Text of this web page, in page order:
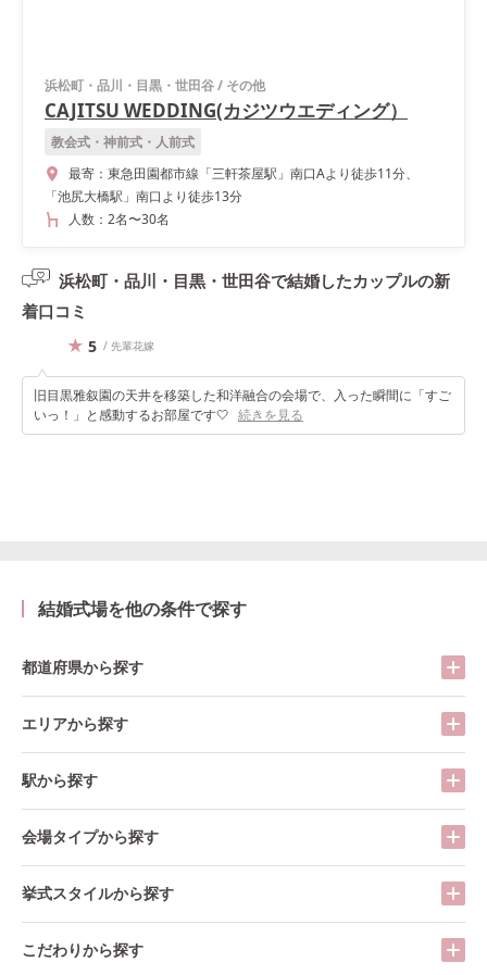
浜松町・品川・目黒・世田谷/ その他
CAJITSU WEDDING(カジツウエディング）
教会式・神前式・人前式
最寄： 東急田園都市線「三軒茶屋駅」南口Aより徒歩11分、
「池尻大橋駅」南口より徒歩13分
人数： 2名〜30名
浜松町・品川・目黒・世田谷で結婚したカップルの新
着口コミ
5 / 先輩花嫁
旧目黒雅叙園の天井を移築した和洋融合の会場で、入った瞬間に「すご
いっ！」と感動するお部屋です🤍 続きを見る
結婚式場を他の条件で探す
都道府県から探す
エリアから探す
駅から探す
会場タイプから探す
挙式スタイルから探す
こだわりから探す